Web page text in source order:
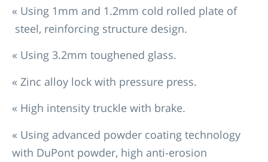
« Using 1mm and 1.2mm cold rolled plate of
steel, reinforcing structure design.
« Using 3.2mm toughened glass.
« Zinc alloy lock with pressure press.
« High intensity truckle with brake.
« Using advanced powder coating technology
with DuPont powder, high anti-erosion